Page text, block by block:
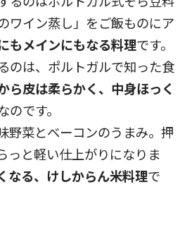
ワイン蒸し」をご飯ものにア
もメインにもなる料理です。
のは、ポルトガルで知った食
ら皮は柔らかく、中身ほっく
のです。
野菜とベーコンのうまみ。押
っと軽い仕上がりになりま
なる、けしからん米料理で